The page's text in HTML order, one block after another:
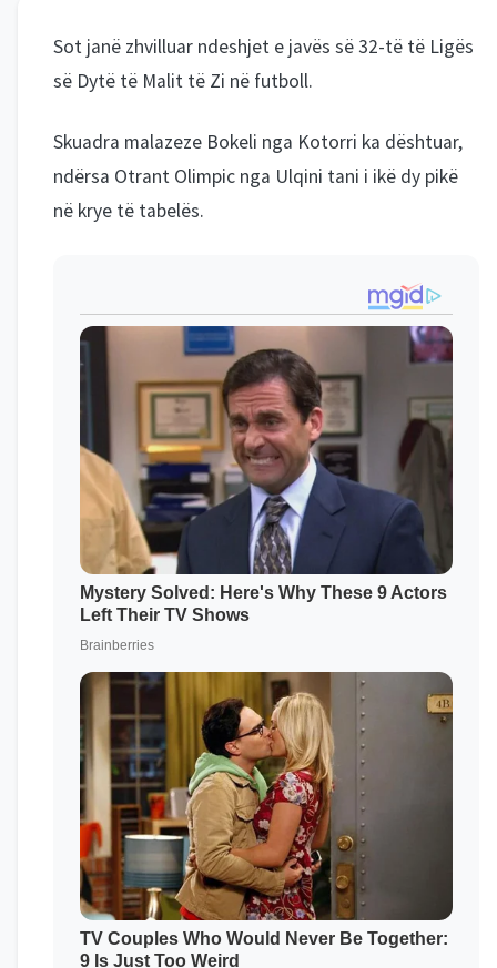
Sot janë zhvilluar ndeshjet e javës së 32-të të Ligës
së Dytë të Malit të Zi në futboll.
Skuadra malazeze Bokeli nga Kotorri ka dështuar,
ndërsa Otrant Olimpic nga Ulqini tani i ikë dy pikë
në krye të tabelës.